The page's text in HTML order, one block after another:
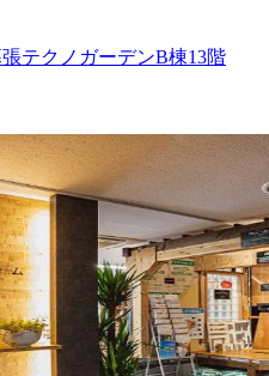
テクノガーデンB棟13階